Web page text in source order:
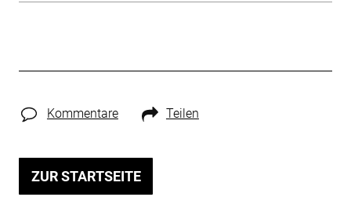
Kommentare Teilen
ZUR STARTSEITE